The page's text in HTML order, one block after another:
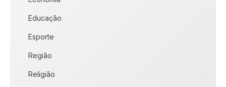
Educação
Esporte
Região
Religião